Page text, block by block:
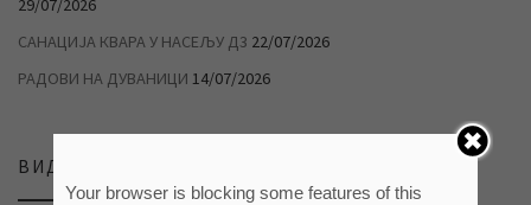
29/07/2026
САНАЦИЈА КВАРА У НАСЕЉУ Д3 22/07/2026
РАДОВИ НА ДУВАНИЦИ 14/07/2026
ВИДЕО ПРИЛОЗИ НА НАШЕМ ЈУТЈУБ КАНАЛУ
Your browser is blocking some features of this